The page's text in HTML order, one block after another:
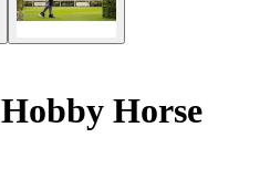
Hobby Horse